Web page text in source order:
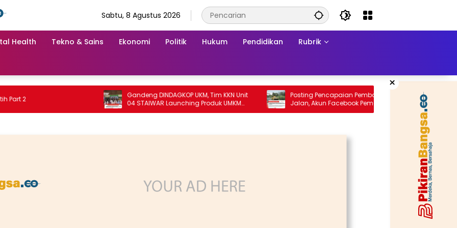
Sabtu, 8 Agustus 2026
Health Tekno & Sains Ekonomi Politik Hukum Pendidikan Rubrik
×
Gandeng DINDAGKOP UKM, Tim KKN Unit
04 STAIWAR Launching Produk UMKM
Desa Logung
Posting Pencapaian Pembangunan
Jalan, Akun Facebook Pemerintah
Kabupaten Rembang “Dirujak” Warganet